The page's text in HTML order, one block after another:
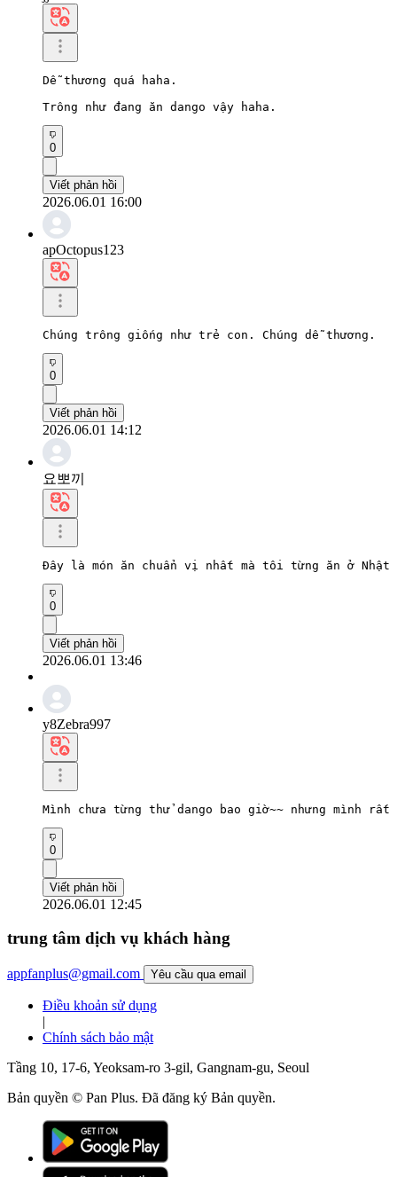
Dễ thương quá haha.
Trông như đang ăn dango vậy haha.
0
Viết phản hồi
2026.06.01 16:00
apOctopus123
Chúng trông giống như trẻ con. Chúng dễ thương.
0
Viết phản hồi
2026.06.01 14:12
요뽀끼
Đây là món ăn chuẩn vị nhất mà tôi từng ăn ở
0
Viết phản hồi
2026.06.01 13:46
y8Zebra997
Mình chưa từng thử dango bao giờ~~ nhưng mình
0
Viết phản hồi
2026.06.01 12:45
trung tâm dịch vụ khách hàng
appfanplus@gmail.com Yêu cầu qua email
Điều khoản sử dụng
|
Chính sách bảo mật
Tầng 10, 17-6, Yeoksam-ro 3-gil, Gangnam-gu, Seoul
Bản quyền © Pan Plus. Đã đăng ký Bản quyền.